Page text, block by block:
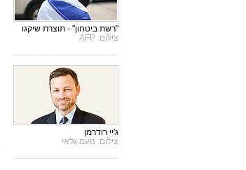
"רשת ביטחון" - תוצרת שיקגו
צילום: AFP
ג'יי רודרמן
צילום: נועם גלאי